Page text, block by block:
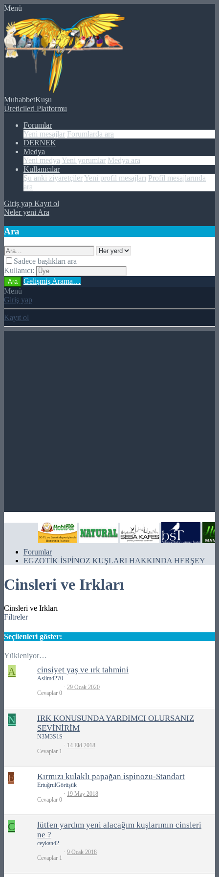
Menü
MuhabbetKuşu
Üreticileri Platformu
Forumlar
Yeni mesajlar Forumlarda ara
DERNEK
Medya
Yeni medya Yeni yorumlar Medya ara
Kullanıcılar
Şu anki ziyaretçilerYeni profil mesajları Profil mesajlarında
ara
Giriş yap Kayıt ol
Neler yeni Ara
Ara
Sadece başlıkları ara
Kullanıcı:
Ara
Gelişmiş Arama…
Menü
Giriş yap
Kayıt ol
Forumlar
EGZOTİK İSPİNOZ KUŞLARI HAKKINDA HERŞEY
Cinsleri ve Irkları
Cinsleri ve Irkları
Filtreler
Seçilenleri göster:
Yükleniyor…
A cinsiyet yaş ve ırk tahmini
Aslim4270
Cevaplar 0
29 Ocak 2020
N
IRK KONUSUNDA YARDIMCI OLURSANIZ
SEVİNİRİM
N3M3S1S
Cevaplar 1
14 Eki 2018
E Kırmızı kulaklı papağan ispinozu-Standart
ErtuğrulGörüşük
Cevaplar 0
19 May 2018
C
lütfen yardım yeni alacağım kuşlarımın cinsleri
ne ?
ceykan42
Cevaplar 1
9 Ocak 2018